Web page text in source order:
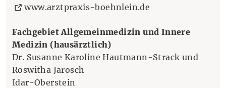
www.arztpraxis-boehnlein.de
Fachgebiet Allgemeinmedizin und Innere
Medizin (hausärztlich)
Dr. Susanne Karoline Hautmann-Strack und
Roswitha Jarosch
Idar-Oberstein